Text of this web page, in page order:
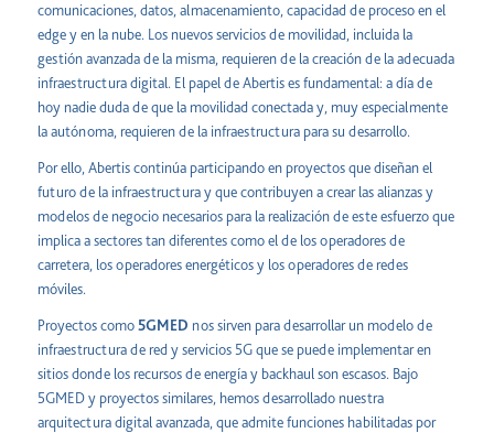
comunicaciones, datos, almacenamiento, capacidad de proceso en el
edge y en la nube. Los nuevos servicios de movilidad, incluida la
gestión avanzada de la misma, requieren de la creación de la adecuada
infraestructura digital. El papel de Abertis es fundamental: a día de
hoy nadie duda de que la movilidad conectada y, muy especialmente
la autónoma, requieren de la infraestructura para su desarrollo.
Por ello, Abertis continúa participando en proyectos que diseñan el
futuro de la infraestructura y que contribuyen a crear las alianzas y
modelos de negocio necesarios para la realización de este esfuerzo que
implica a sectores tan diferentes como el de los operadores de
carretera, los operadores energéticos y los operadores de redes
móviles.
Proyectos como5GMED nos sirven para desarrollar un modelo de
infraestructura de red y servicios 5G que se puede implementar en
sitios donde los recursos de energía y backhaul son escasos. Bajo
5GMED y proyectos similares, hemos desarrollado nuestra
arquitectura digital avanzada, que admite funciones habilitadas por